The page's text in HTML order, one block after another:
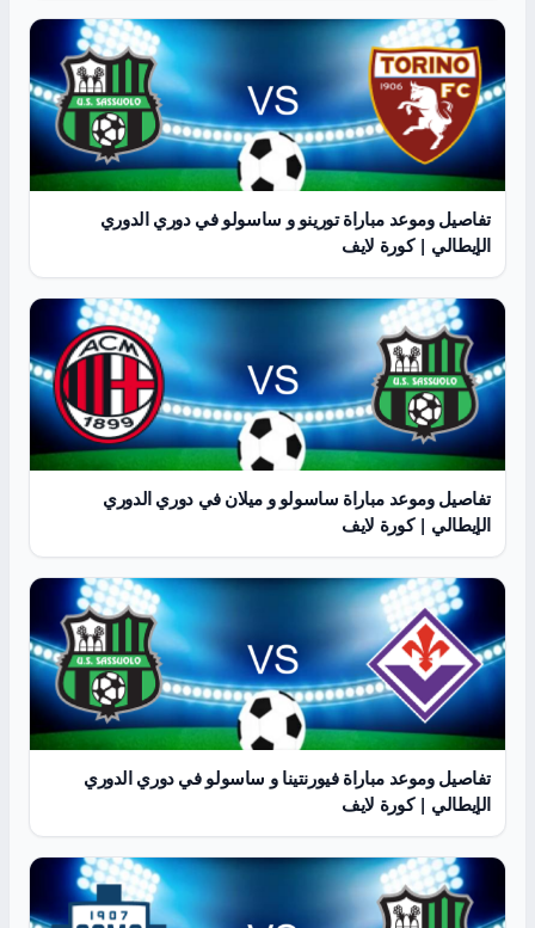
تفاصيل وموعد مباراة تورينو و ساسولو في دوري الدوري
الإيطالي | كورة لايف
تفاصيل وموعد مباراة ساسولو و ميلان في دوري الدوري
الإيطالي | كورة لايف
تفاصيل وموعد مباراة فيورنتينا و ساسولو في دوري الدوري
الإيطالي | كورة لايف